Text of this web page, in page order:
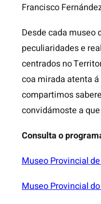
Francisco
Desde cada museo
peculiaridades e
centrados no
coa mirada atenta
compartimos
convidámoste a
Consulta o
Museo Provincial
Museo Provincial